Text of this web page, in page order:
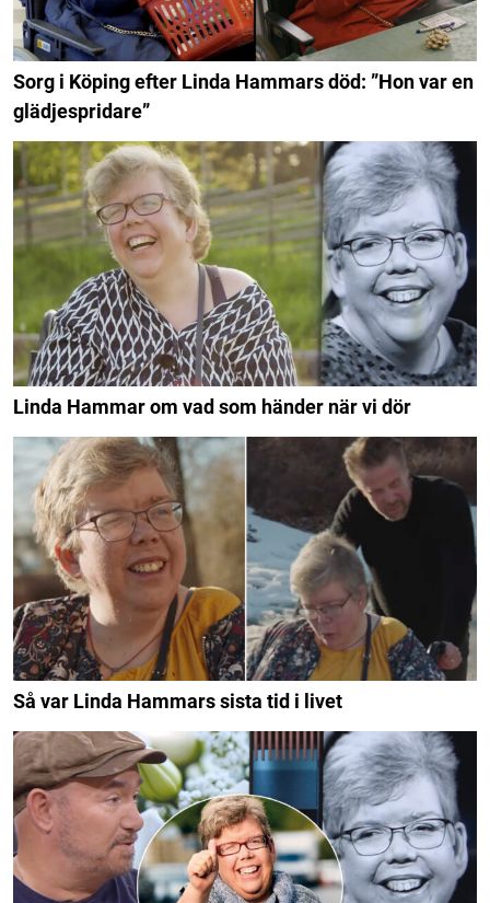
Sorg i Köping efter Linda Hammars död: ”Hon var en
glädjespridare”
Linda Hammar om vad som händer när vi dör
Så var Linda Hammars sista tid i livet